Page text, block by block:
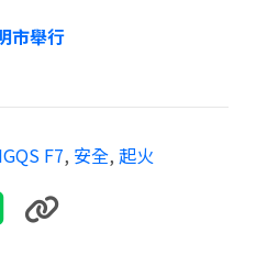
市舉行
F7, 安全, 起火